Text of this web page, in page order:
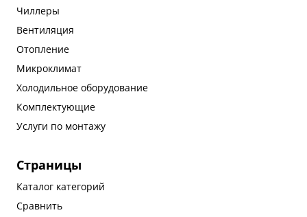
Чиллеры
Вентиляция
Отопление
Микроклимат
Холодильное оборудование
Комплектующие
Услуги по монтажу
Страницы
Каталог категорий
Сравнить